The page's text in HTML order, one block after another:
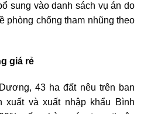
sung vào danh sách vụ án do
phòng chống tham nhũng theo
giá rẻ
43 ha đất nêu trên ban
xuất và xuất nhập khẩu Bình